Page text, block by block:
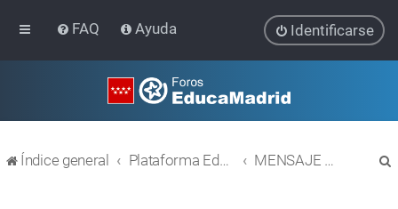
FAQ Ayuda Identificarse
Índice general Plataforma Educativa EducaMadrid MENSAJE DE BIENVENIDA AL NUEVO FORO